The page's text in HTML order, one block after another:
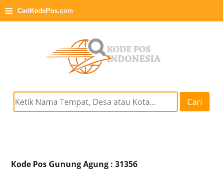
≡ CariKodePos.com
Cari
Kode Pos Gunung Agung : 31356